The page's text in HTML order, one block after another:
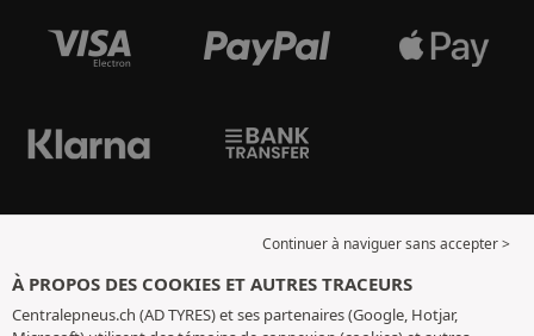
Continuer à naviguer sans accepter >
À PROPOS DES COOKIES ET AUTRES TRACEURS
Centralepneus.ch (AD TYRES) et ses partenaires (Google, Hotjar,